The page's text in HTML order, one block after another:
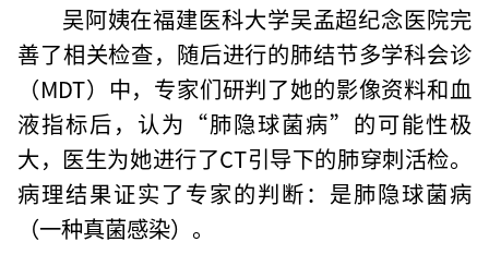
吴阿姨在福建医科大学吴孟超纪念医院完
善了相关检查，随后进行的肺结节多学科会诊
（MDT）中，专家们研判了她的影像资料和血
液指标后，认为“肺隐球菌病”的可能性极
大，医生为她进行了CT引导下的肺穿刺活检。
病理结果证实了专家的判断：是肺隐球菌病
（一种真菌感染）。